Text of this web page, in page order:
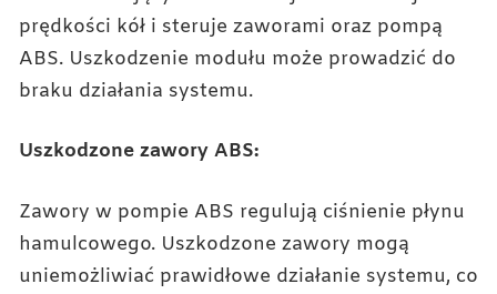
prędkości kół i steruje zaworami oraz pompą
ABS. Uszkodzenie modułu może prowadzić do
braku działania systemu.
Uszkodzone zawory ABS:
Zawory w pompie ABS regulują ciśnienie płynu
hamulcowego. Uszkodzone zawory mogą
uniemożliwiać prawidłowe działanie systemu, co